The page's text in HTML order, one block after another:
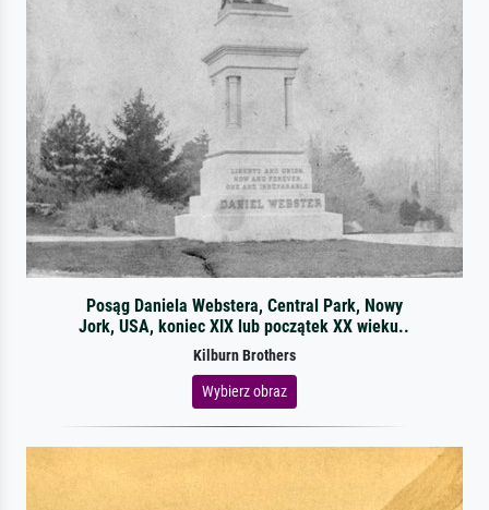
Posąg Daniela Webstera, Central Park, Nowy
Jork, USA, koniec XIX lub początek XX wieku..
Kilburn Brothers
Wybierz obraz